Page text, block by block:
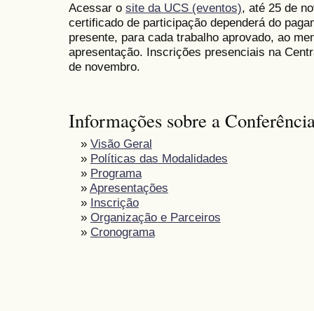
Acessar o site da UCS (eventos), até 25 de
certificado de participação dependerá do
presente, para cada trabalho aprovado, ao
apresentação. Inscrições presenciais na
de novembro.
Informações sobre a
» Visão Geral
» Políticas das Modalidades
» Programa
» Apresentações
» Inscrição
» Organização e Parceiros
» Cronograma